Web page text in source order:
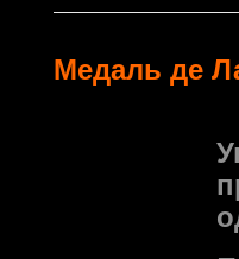
Медаль де